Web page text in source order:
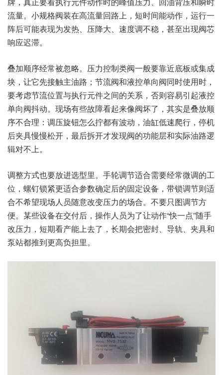
流量。小规格阀装在高流量回路上，短时间能动作，运行一
阵后可能表现为发热、压降大、速度调不稳，甚至出现阀芯
响应迟滞。
叠加顺序经常被忽略。压力控制类阀一般要靠近底板或集成
块，让它先接触主油路；节流阀和液控单向阀同时使用时，
要考虑节流位置与执行元件之间的关系，否则容易引起液控
单向阀抖动。现场有些故障看起来像阀坏了，其实是叠放顺
序不合理：调压旋钮怎么拧都有波动，油缸低速爬行，停机
后夹具慢慢松开，最后拆开才发现阀的功能层和实际油路逻
辑对不上。
调整方式也要放进选型里。手轮调节适合需要经常微调的工
位，螺钉锁紧更适合参数确定后的固定设备，带锁调节则适
合不希望现场人员随意改变压力的场合。不要只图调节方
便。某些设备在交付后，操作人员为了让动作“快一点”随手
改压力，短期看产能上去了，长期会把密封、导轨、夹具和
泵站都推到更高负担里。